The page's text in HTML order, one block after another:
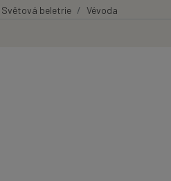
Světová beletrie Vévoda